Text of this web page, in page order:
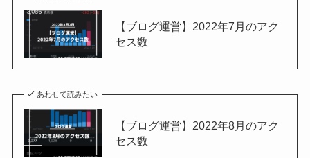
【ブログ運営】2022年7月のアク
セス数
あわせて読みたい
【ブログ運営】2022年8月のアク
セス数